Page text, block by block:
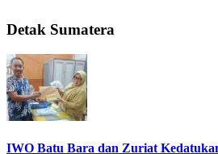
Detak Sumatera
IWO Batu Bara dan Zuriat